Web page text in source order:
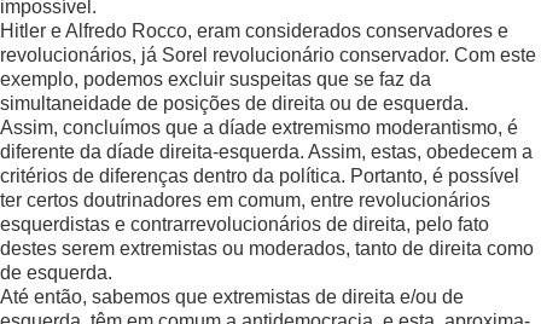
impossível.
Hitler e Alfredo Rocco, eram considerados conservadores e
revolucionários, já Sorel revolucionário conservador. Com este
exemplo, podemos excluir suspeitas que se faz da
simultaneidade de posições de direita ou de esquerda.
Assim, concluímos que a díade extremismo moderantismo, é
diferente da díade direita-esquerda. Assim, estas, obedecem a
critérios de diferenças dentro da política. Portanto, é possível
ter certos doutrinadores em comum, entre revolucionários
esquerdistas e contrarrevolucionários de direita, pelo fato
destes serem extremistas ou moderados, tanto de direita como
de esquerda.
Até então, sabemos que extremistas de direita e/ou de